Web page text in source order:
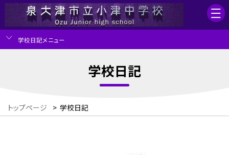
学校日記メニュー
学校日記
トップページ > 学校日記